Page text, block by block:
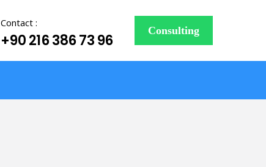
Contact :
+90 216 386 73 96
Consulting